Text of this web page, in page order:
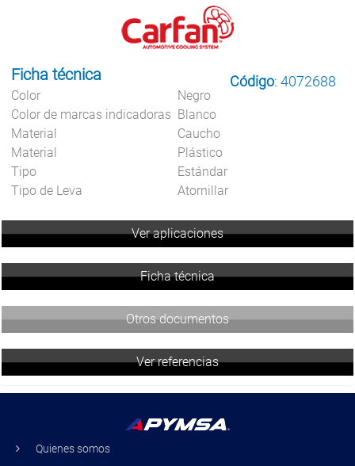
Código: 4072688
Ficha técnica
Color
Negro
Color de marcas indicadoras Blanco
Material
Caucho
Material
Plástico
Tipo
Estándar
Tipo de Leva
Atornillar
Ver aplicaciones
Ficha técnica
Otros documentos
Ver referencias
Quienes somos